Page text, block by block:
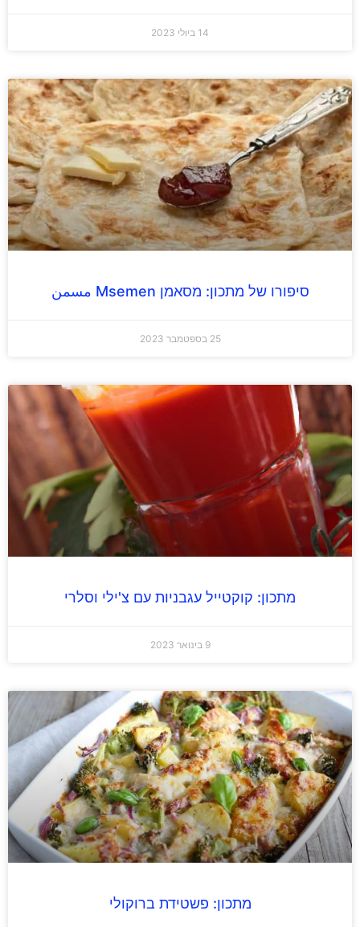
סיפורו של מתכון: מסאמן Msemen مسمن
מתכון: קוקטייל עגבניות עם צ'ילי וסלרי
מתכון: פשטידת ברוקולי